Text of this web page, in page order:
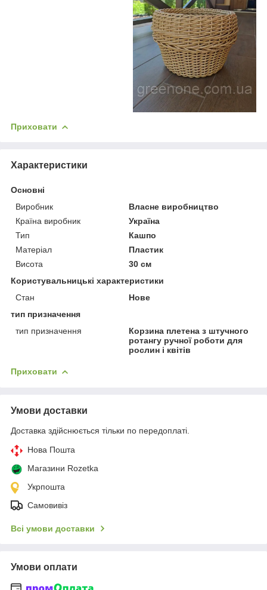
Приховати
Характеристики
Основні
Виробник
Власне виробництво
Країна виробник
Україна
Тип
Кашпо
Матеріал
Пластик
Висота
30 см
Користувальницькі характеристики
Стан
Нове
тип призначення
тип призначення
Корзина плетена з штучного
ротангу ручної роботи для
рослин і квітів
Приховати
Умови доставки
Доставка здійснюється тільки по передоплаті.
Нова Пошта
Магазини Rozetka
Укрпошта
Самовивіз
Всі умови доставки
Умови оплати